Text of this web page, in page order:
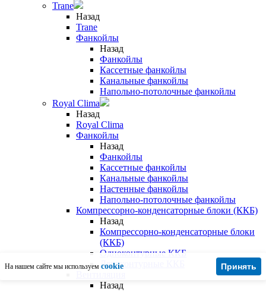
Trane
Назад
Trane
Фанкойлы
Назад
Фанкойлы
Кассетные фанкойлы
Канальные фанкойлы
Напольно-потолочные фанкойлы
Royal Clima
Назад
Royal Clima
Фанкойлы
Назад
Фанкойлы
Кассетные фанкойлы
Канальные фанкойлы
Настенные фанкойлы
Напольно-потолочные фанкойлы
Компрессорно-конденсаторные блоки (ККБ)
Назад
Компрессорно-конденсаторные блоки
(ККБ)
Одноконтурные ККБ
Двухконтурные ККБ
Назад
На нашем сайте мы используем cookie Принять